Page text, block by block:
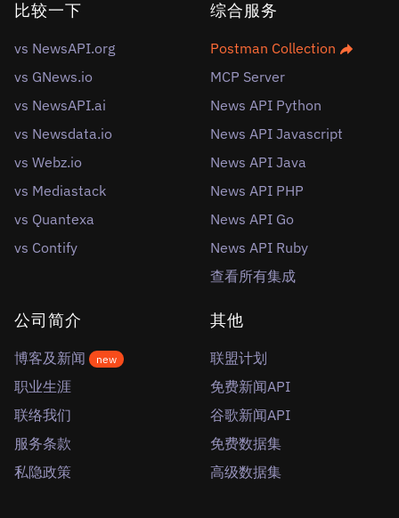
比较一下
vs NewsAPI.org
vs GNews.io
vs NewsAPI.ai
vs Newsdata.io
vs Webz.io
vs Mediastack
vs Quantexa
vs Contify
综合服务
Postman Collection
MCP Server
News API Python
News API Javascript
News API Java
News API PHP
News API Go
News API Ruby
查看所有集成
公司简介
博客及新闻 new
职业生涯
联络我们
服务条款
私隐政策
其他
联盟计划
免费新闻API
谷歌新闻API
免费数据集
高级数据集